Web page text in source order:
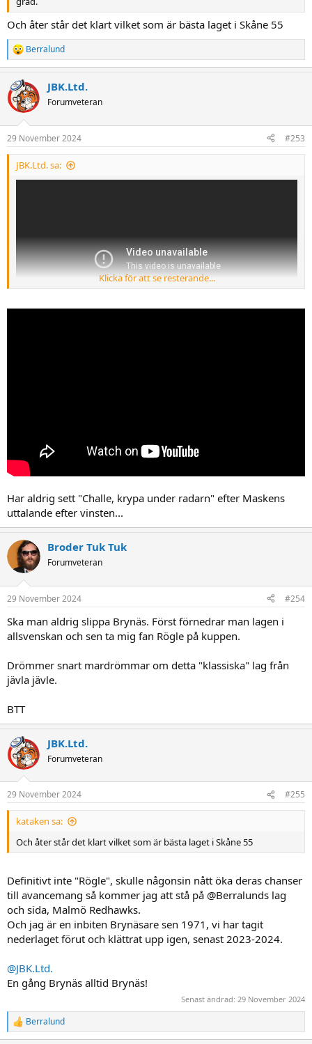
Och åter står det klart vilket som är bästa laget i Skåne 55
R
e
c
t
i
s
:
Berralund
JBK.Ltd.
Forumveteran
29 November 2024 #253
JBK.Ltd. sa:
Klicka för att se resterande...
Har aldrig sett "Challe, krypa under radarn" efter Maskens
uttalande efter vinsten...
Broder Tuk Tuk
Forumveteran
29 November 2024 #254
Ska man aldrig slippa Brynäs. Först förnedrar man lagen i
allsvenskan och sen ta mig fan Rögle på kuppen.
Drömmer snart mardrömmar om detta "klassiska" lag från
jävla jävle.
BTT
JBK.Ltd.
Forumveteran
29 November 2024 #255
kataken sa:
Och åter står det klart vilket som är bästa laget i Skåne 55
Definitivt inte "Rögle", skulle någonsin nått öka deras chanser
till avancemang så kommer jag att stå på @Berralunds lag
och sida, Malmö Redhawks.
Och jag är en inbiten Brynäsare sen 1971, vi har tagit
nederlaget förut och klättrat upp igen, senast 2023-2024.
@JBK.Ltd.
En gång Brynäs alltid Brynäs!
Senast ändrad: 29 November 2024
R
e
Berralund